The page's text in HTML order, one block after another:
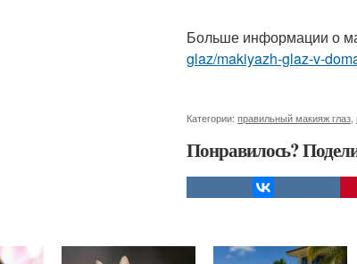
Больше информации о
glaz/makiyazh-glaz-v-
Категории: правильный макияж глаз
Понравилось?